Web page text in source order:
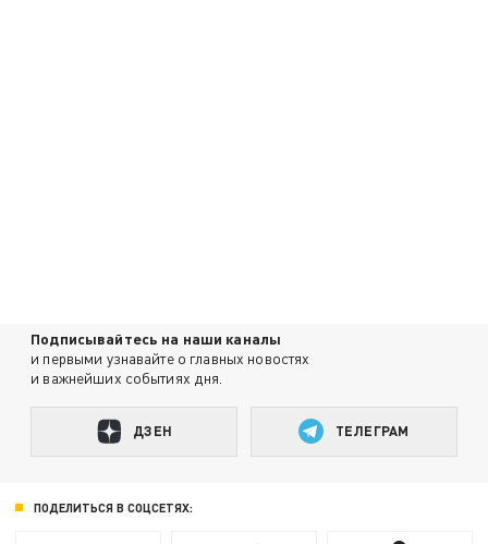
Подписывайтесь на наши каналы
и первыми узнавайте о главных новостях
и важнейших событиях дня.
ДЗЕН ТЕЛЕГРАМ
ПОДЕЛИТЬСЯ В СОЦСЕТЯХ: